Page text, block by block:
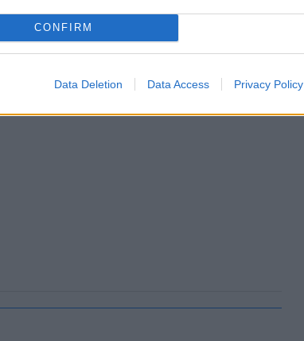
CONFIRM
Data Deletion Data Access Privacy Policy